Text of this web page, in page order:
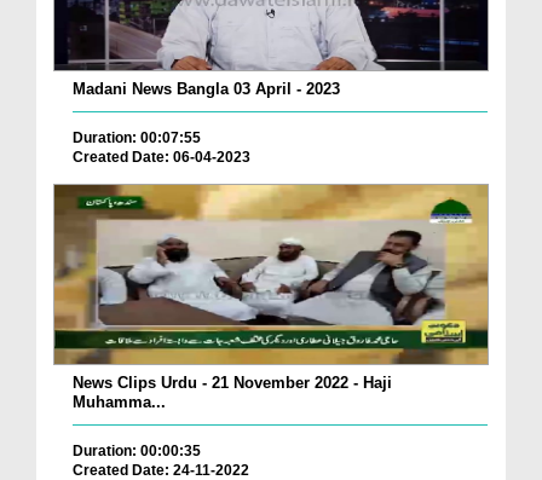
Madani News Bangla 03 April - 2023
Duration: 00:07:55
Created Date: 06-04-2023
News Clips Urdu - 21 November 2022 - Haji
Muhamma...
Duration: 00:00:35
Created Date: 24-11-2022